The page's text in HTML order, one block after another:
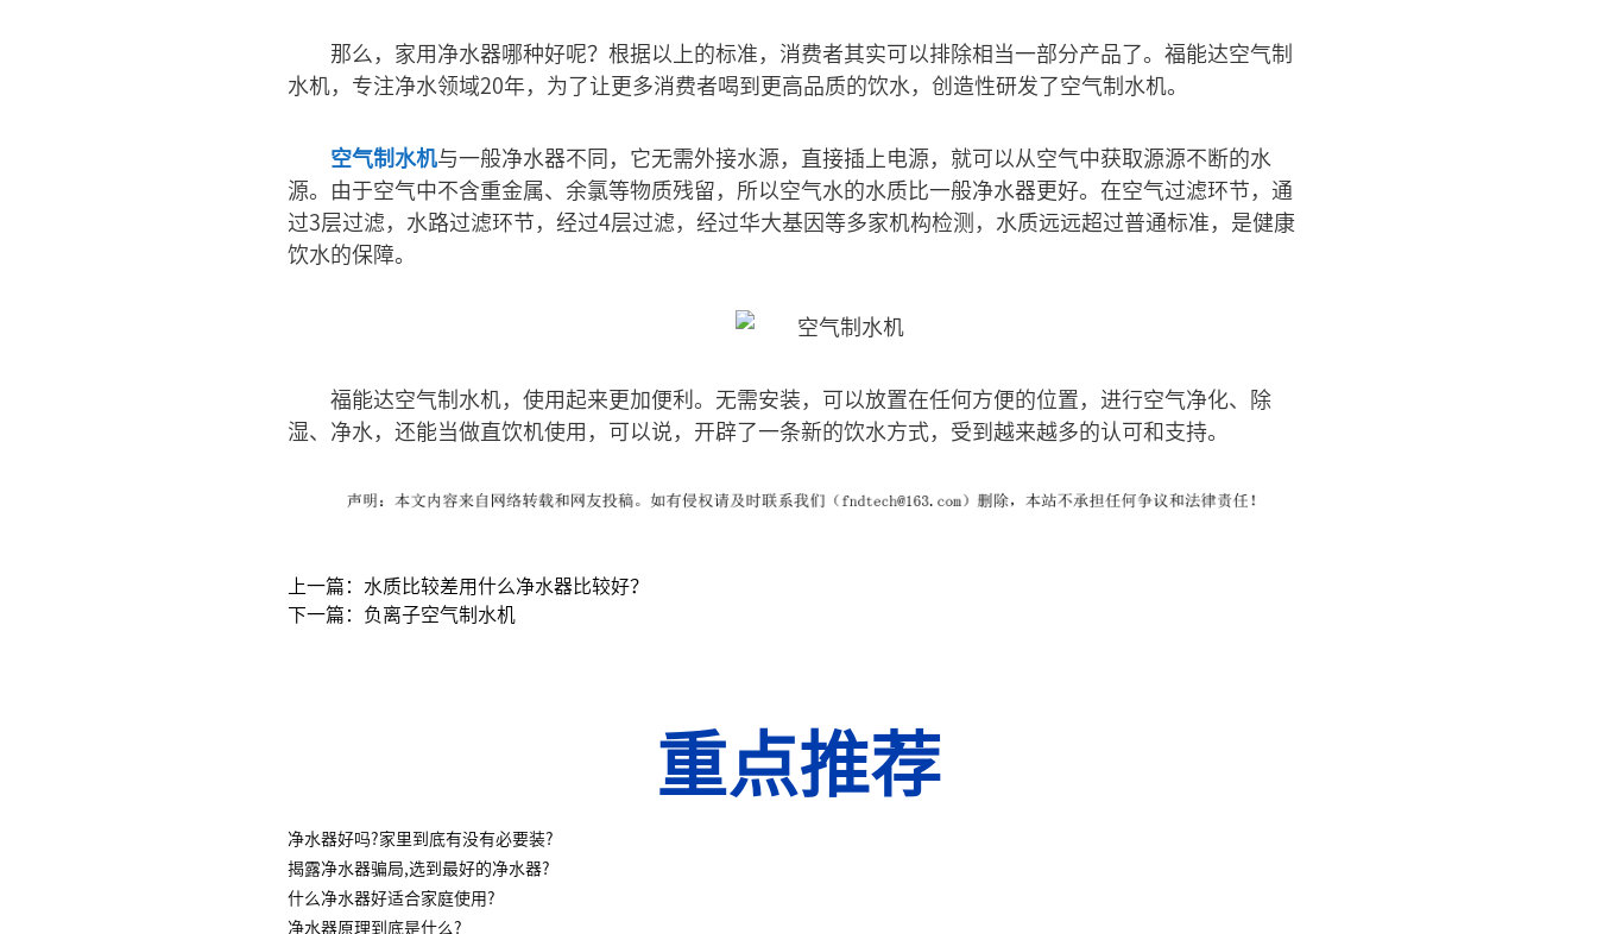
那么，家用净水器哪种好呢？根据以上的标准，消费者其实可以排除相当一部分产品了。福能达空气制
水机，专注净水领域20年，为了让更多消费者喝到更高品质的饮水，创造性研发了空气制水机。
空气制水机与一般净水器不同，它无需外接水源，直接插上电源，就可以从空气中获取源源不断的水
源。由于空气中不含重金属、余氯等物质残留，所以空气水的水质比一般净水器更好。在空气过滤环节，通
过3层过滤，水路过滤环节，经过4层过滤，经过华大基因等多家机构检测，水质远远超过普通标准，是健康
饮水的保障。
福能达空气制水机，使用起来更加便利。无需安装，可以放置在任何方便的位置，进行空气净化、除
湿、净水，还能当做直饮机使用，可以说，开辟了一条新的饮水方式，受到越来越多的认可和支持。
上一篇：水质比较差用什么净水器比较好？
下一篇：负离子空气制水机
重点推荐
净水器好吗?家里到底有没有必要装?
揭露净水器骗局,选到最好的净水器?
什么净水器好适合家庭使用?
净水器原理到底是什么?